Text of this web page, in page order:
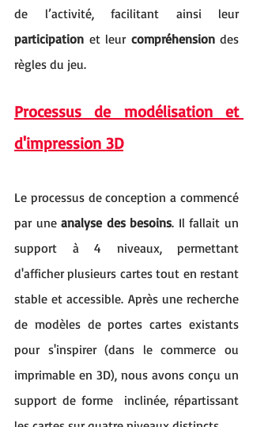
de l’activité, facilitant ainsi leur
participation et leur compréhension des
règles du jeu.
Processus de modélisation et
d'impression 3D
Le processus de conception a commencé
par une analyse des besoins. Il fallait un
support à 4 niveaux, permettant
d'afficher plusieurs cartes tout en restant
stable et accessible. Après une recherche
de modèles de portes cartes existants
pour s'inspirer (dans le commerce ou
imprimable en 3D), nous avons conçu un
support de forme  inclinée, répartissant